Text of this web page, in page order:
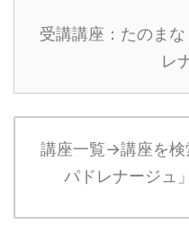
受講講座：たのま
レ
講座一覧→講座を
パドレナージュ